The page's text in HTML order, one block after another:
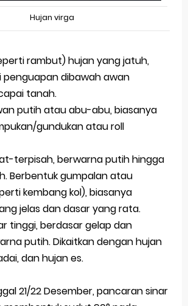
Hujan virga
rambut) hujan yang jatuh,
penguapan dibawah awan
tanah.
putih atau abu-abu, biasanya
gundukan atau roll
terpisah, berwarna putih hingga
Berbentuk gumpalan atau
kembang kol), biasanya
jelas dan dasar yang rata.
tinggi, berdasar gelap dan
putih. Dikaitkan dengan hujan
dan hujan es.
21/22 Desember, pancaran sinar